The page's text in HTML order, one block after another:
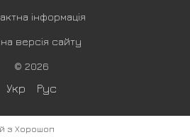
інформація
версія сайту
© 2026
Укр Рус
з Хорошоп